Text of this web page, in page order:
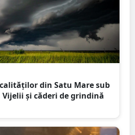
din Satu Mare sub
și căderi de grindină